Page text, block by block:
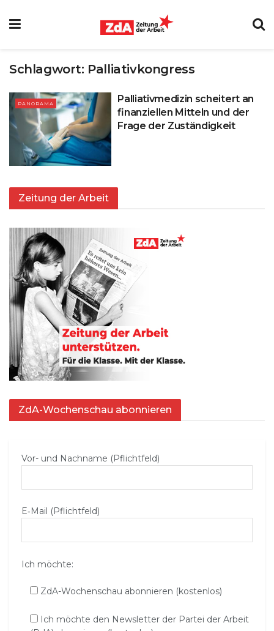
Schlagwort: Palliativkongress
PANORAMA
Palliativmedizin scheitert an
finanziellen Mitteln und der
Frage der Zuständigkeit
Zeitung der Arbeit
ZdA-Wochenschau abonnieren
Vor- und Nachname (Pflichtfeld)
E‑Mail (Pflichtfeld)
Ich möchte:
ZdA-Wochenschau abonnieren (kostenlos)
Ich möchte den Newsletter der Partei der Arbeit